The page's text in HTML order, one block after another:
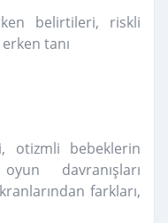
belirtileri, riskli
tanı
otizmli bebeklerin
davranışları
farkları,